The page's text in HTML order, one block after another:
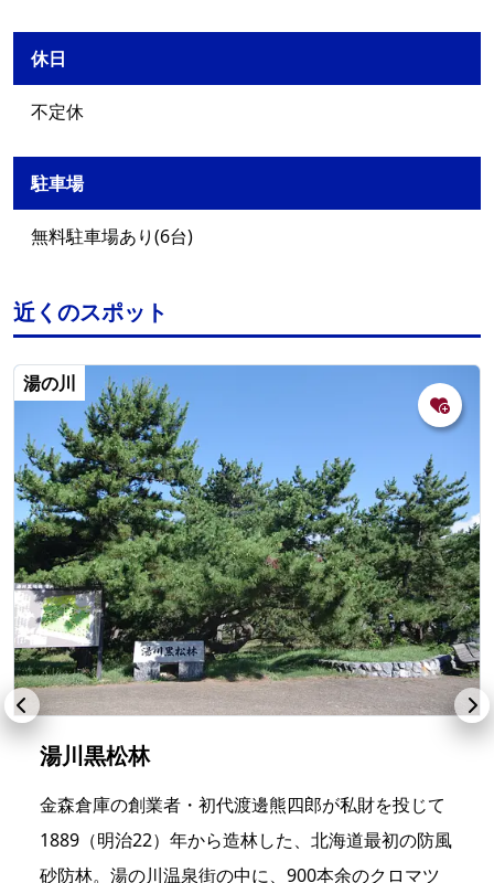
休日
不定休
駐車場
無料駐車場あり(6台)
近くのスポット
湯の川
湯川黒松林
金森倉庫の創業者・初代渡邊熊四郎が私財を投じて
1889（明治22）年から造林した、北海道最初の防風
砂防林。湯の川温泉街の中に、900本余のクロマツ